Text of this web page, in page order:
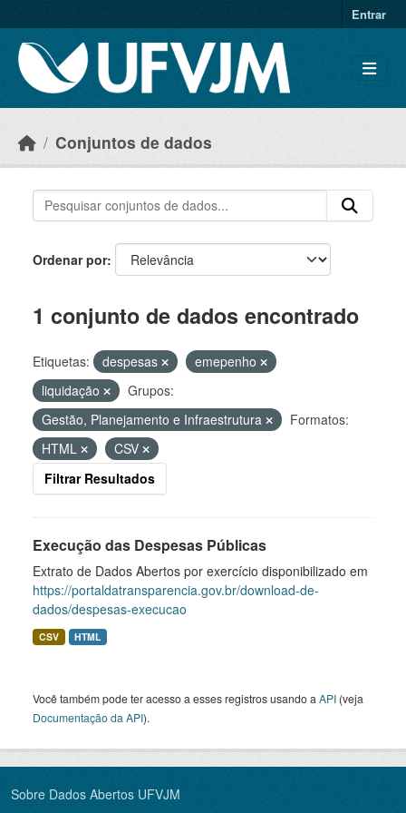
Entrar
Conjuntos de dados
Ordenar por
1 conjunto de dados encontrado
Etiquetas: despesas
emepenho
liquidação
Grupos:
Gestão, Planejamento e Infraestrutura
Formatos:
HTML
CSV
Filtrar Resultados
Execução das Despesas Públicas
Extrato de Dados Abertos por exercício disponibilizado em
https://portaldatransparencia.gov.br/download-de-
dados/despesas-execucao
CSV HTML
Você também pode ter acesso a esses registros usando a API (veja
Documentação da API).
Sobre Dados Abertos UFVJM